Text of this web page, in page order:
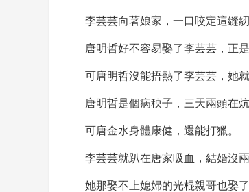
李芸芸向著娘家，一口咬定這縫
唐明哲好不容易娶了李芸芸，正
可唐明哲沒能捂熱了李芸芸，她
唐明哲是個病秧子，三天兩頭在
可唐金水身體康健，還能打獵。
李芸芸就趴在唐家吸血，結婚沒
她那娶不上媳婦的光棍親哥也娶了